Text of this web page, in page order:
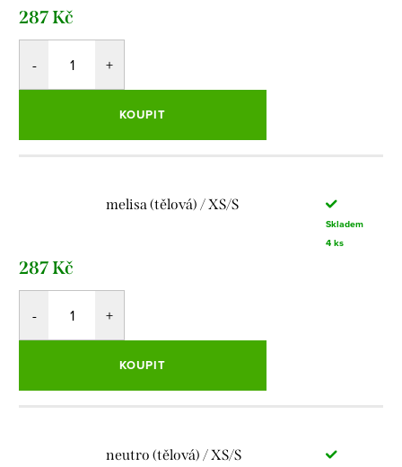
287 Kč
KOUPIT
melisa (tělová) / XS/S
Skladem
4 ks
287 Kč
KOUPIT
neutro (tělová) / XS/S